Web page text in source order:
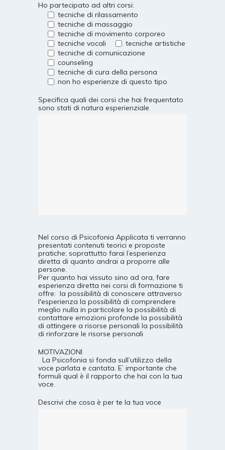
Ho partecipato ad altri corsi:
tecniche di rilassamento
tecniche di massaggio
tecniche di movimento corporeo
tecniche vocali
tecniche artistiche
tecniche di comunicazione
counseling
tecniche di cura della persona
non ho esperienze di questo tipo
Specifica quali dei corsi che hai frequentato
sono stati di natura esperienziale
Nel corso di Psicofonia Applicata ti verranno
presentati contenuti teorici e proposte
pratiche; soprattutto farai l’esperienza
diretta di quanto andrai a proporre alle
persone.
Per quanto hai vissuto sino ad ora, fare
esperienza diretta nei corsi di formazione ti
offre: la possibilità di conoscere attraverso
l'esperienza la possibilità di comprendere
meglio nulla in particolare la possibilità di
contattare emozioni profonde la possibilità
di attingere a risorse personali la possibilità
di rinforzare le risorse personali
MOTIVAZIONI
La Psicofonia si fonda sull’utilizzo della
voce parlata e cantata. E’ importante che
formuli qual è il rapporto che hai con la tua
voce.
Descrivi che cosa è per te la tua voce